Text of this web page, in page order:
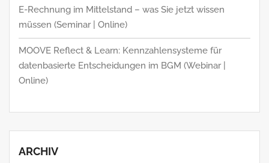
E-Rechnung im Mittelstand – was Sie jetzt wissen
müssen (Seminar | Online)
MOOVE Reflect & Learn: Kennzahlensysteme für
datenbasierte Entscheidungen im BGM (Webinar |
Online)
ARCHIV